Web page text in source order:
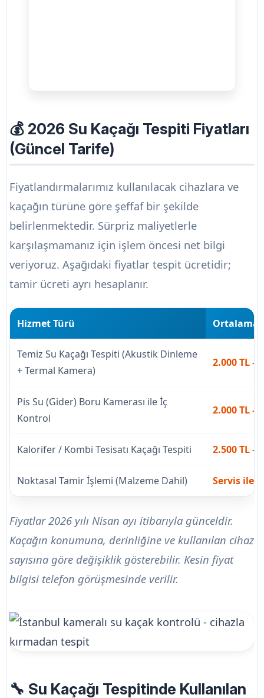
💰 2026 Su Kaçağı Tespiti Fiyatları
(Güncel Tarife)
Fiyatlandırmalarımız kullanılacak cihazlara ve
kaçağın türüne göre şeffaf bir şekilde
belirlenmektedir. Sürpriz maliyetlerle
karşılaşmamanız için işlem öncesi net bilgi
veriyoruz. Aşağıdaki fiyatlar tespit ücretidir;
tamir ücreti ayrı hesaplanır.
Hizmet Türü Ortalama
Temiz Su Kaçağı Tespiti (Akustik Dinleme
+ Termal Kamera)
2.000 TL –
Pis Su (Gider) Boru Kamerası ile İç
Kontrol
2.000 TL –
Kalorifer / Kombi Tesisatı Kaçağı Tespiti 2.500 TL –
Noktasal Tamir İşlemi (Malzeme Dahil) Servis ile
Fiyatlar 2026 yılı Nisan ayı itibarıyla günceldir.
Kaçağın konumuna, derinliğine ve kullanılan cihaz
sayısına göre değişiklik gösterebilir. Kesin fiyat
bilgisi telefon görüşmesinde verilir.
🔧 Su Kaçağı Tespitinde Kullanılan